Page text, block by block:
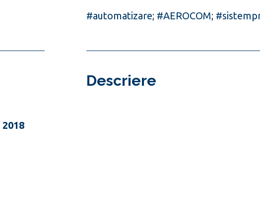
#automatizare; #AEROCOM;
2018
Descriere